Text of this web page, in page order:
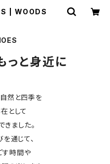
| WOODS
っと身近に
然と四季を
として
きました。
を通じて、
す時間や